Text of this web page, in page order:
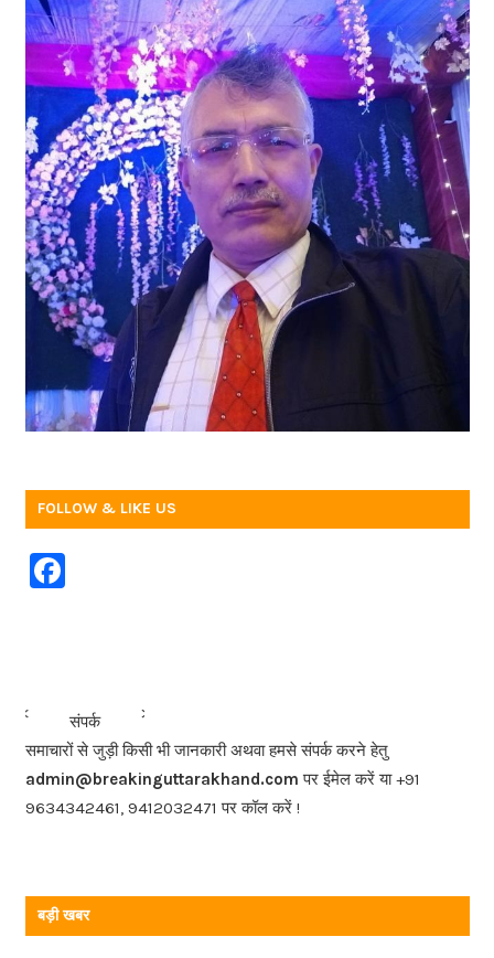
FOLLOW & LIKE US
F
b
o
o
k
<<< संपर्क
>>>
समाचारों से जुड़ी किसी भी जानकारी अथवा हमसे संपर्क करने हेतु
admin@breakinguttarakhand.com पर ईमेल करें या +91
9634342461, 9412032471 पर कॉल करें !
बड़ी खबर